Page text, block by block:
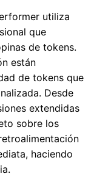
utiliza
que
de tokens.
están
de tokens que
Desde
extendidas
sobre los
haciendo